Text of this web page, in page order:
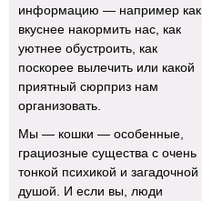
информацию — например как
вкуснее накормить нас, как
уютнее обустроить, как
поскорее вылечить или какой
приятный сюрприз нам
организовать.
Мы — кошки — особенные,
грациозные существа с очень
тонкой психикой и загадочной
душой. И если вы, люди